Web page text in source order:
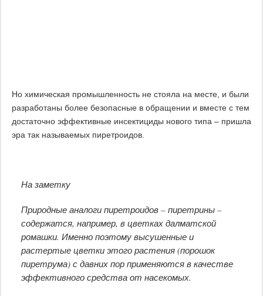
Но химическая промышленность не стояла на месте, и были
разработаны более безопасные в обращении и вместе с тем
достаточно эффективные инсектициды нового типа – пришла
эра так называемых пиретроидов.
На заметку
Природные аналоги пиретроидов – пиретрины –
содержатся, например, в цветках далматской
ромашки. Именно поэтому высушенные и
растертые цветки этого растения (порошок
пиретрума) с давних пор применяются в качестве
эффективного средства от насекомых.